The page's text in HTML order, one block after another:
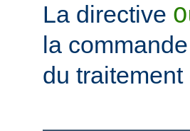
La directive
la commande
du